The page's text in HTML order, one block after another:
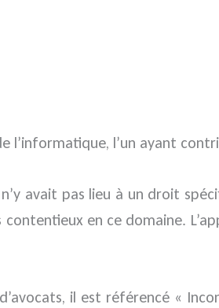
l’un ayant
avait pas lieu à un droit
en ce domaine.
il est référencé «